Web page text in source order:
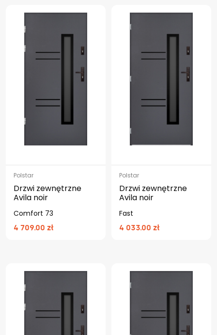
Polstar
Drzwi zewnętrzne
Avila noir
Comfort 73
4 709.00 zł
Polstar
Drzwi zewnętrzne
Avila noir
Fast
4 033.00 zł